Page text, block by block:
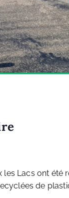
Lacs ont été
de